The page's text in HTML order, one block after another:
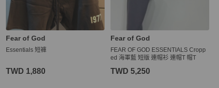
Fear of God
Essentials 短褲
TWD 1,880
Fear of God
FEAR OF GOD ESSENTIALS Cropp
ed 海軍藍 短版 連帽衫 連帽T 帽T
TWD 5,250